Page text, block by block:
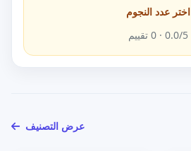
اختر عدد النجوم
0.0/5 ·
0 تقييم
عرض التصنيف